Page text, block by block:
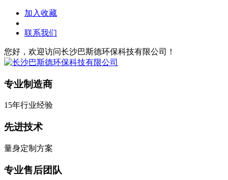
加入收藏
联系我们
您好，欢迎访问长沙巴斯德环保科技有限公司！
专业制造商
15年行业经验
先进技术
量身定制方案
专业售后团队